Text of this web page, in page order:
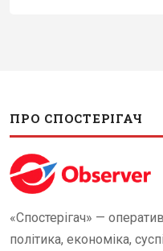
ПРО СПОСТЕРІГАЧ
«Спостерігач» —
політика, економіка,